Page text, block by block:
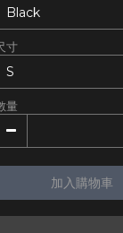
寸
量
加入購物車